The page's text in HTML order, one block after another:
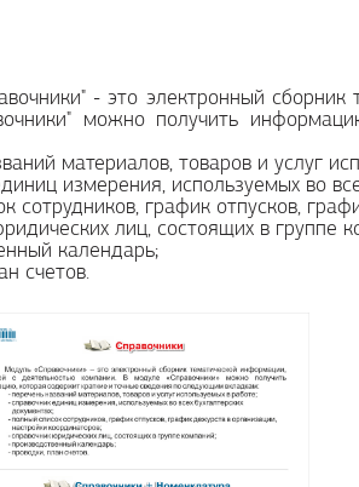
- это электронный
можно получить
материалов, товаров и услуг
измерения, используемых во
сотрудников, график отпусков,
лиц, состоящих в группе
календарь;
счетов.